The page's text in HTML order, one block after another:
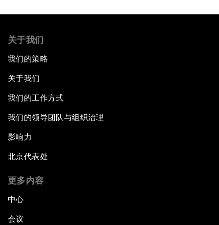
关于我们
我们的策略
关于我们
我们的工作方式
我们的领导团队与组织治理
影响力
北京代表处
更多内容
中心
会议